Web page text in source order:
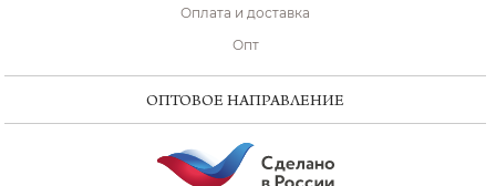
Оплата и доставка
Опт
ОПТОВОЕ НАПРАВЛЕНИЕ